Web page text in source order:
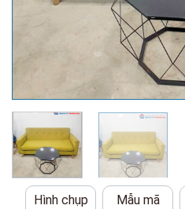
Hình chụp
Mẫu mã